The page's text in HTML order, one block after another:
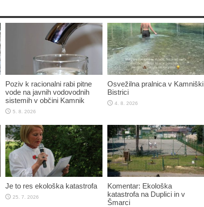
Poziv k racionalni rabi pitne
vode na javnih vodovodnih
sistemih v občini Kamnik
5. 8. 2026
Osvežilna pralnica v Kamniški
Bistrici
4. 8. 2026
Je to res ekološka katastrofa
25. 7. 2026
Komentar: Ekološka
katastrofa na Duplici in v
Šmarci